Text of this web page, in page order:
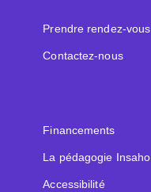
Prendre rendez-vous
Contactez-nous
Financements
La pédagogie Insaho
Accessibilité